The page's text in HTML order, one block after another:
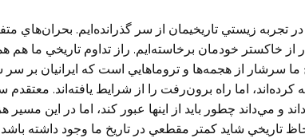
تجربه زيستي تاريخیمان از سر گذرانده‌ايم. بحران‌هاي
از خاكستر خودمان برخاسته‌ايم. راز تداوم تاريخي ما هم
ما سرشار از هجمه‌ها و تروماهايي است كه ايرانيان بر
اما راه برون‌رفت را از شرايط يافته‌اند. معتقدم
و مي‌داند چطور بايد از اينها عبور كند، اما در اين مسير
تاريخي شايد كمتر مقطعي در تاريخ ما وجود داشته باشد